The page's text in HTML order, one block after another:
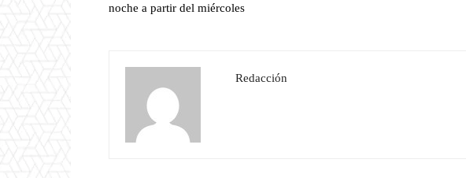
noche a partir del miércoles
Redacción